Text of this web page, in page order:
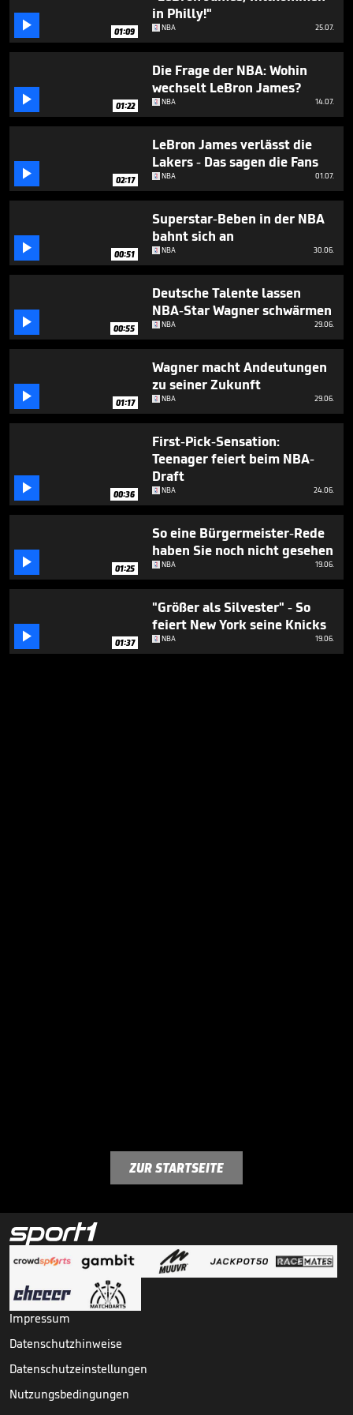
 01:09
in Philly!"
NBA 25.07.
 01:22
Die Frage der NBA: Wohin
wechselt LeBron James?
NBA 14.07.
 02:17
LeBron James verlässt die
Lakers - Das sagen die Fans
NBA 01.07.
 00:51
Superstar-Beben in der NBA
bahnt sich an
NBA 30.06.
 00:55
Deutsche Talente lassen
NBA-Star Wagner schwärmen
NBA 29.06.
 01:17
Wagner macht Andeutungen
zu seiner Zukunft
NBA 29.06.
 00:36
First-Pick-Sensation:
Teenager feiert beim NBA-
Draft
NBA 24.06.
 01:25
So eine Bürgermeister-Rede
haben Sie noch nicht gesehen
NBA 19.06.
 01:37
"Größer als Silvester" - So
feiert New York seine Knicks
NBA 19.06.
ZUR STARTSEITE
Impressum
Datenschutzhinweise
Datenschutzeinstellungen
Nutzungsbedingungen